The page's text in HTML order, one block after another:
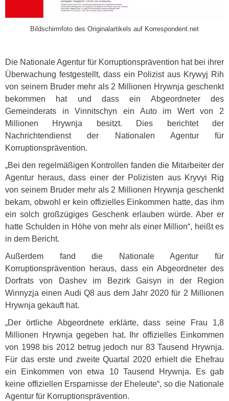
Bildschirmfoto des Originalartikels auf Korrespondent.net
Die Nationale Agentur für Korruptionsprävention hat bei ihrer
Überwachung festgestellt, dass ein Polizist aus Krywyj Rih
von seinem Bruder mehr als 2 Millionen Hrywnja geschenkt
bekommen hat und dass ein Abgeordneter des
Gemeinderats in Vinnitschyn ein Auto im Wert von 2
Millionen Hrywnja besitzt. Dies berichtet der
Nachrichtendienst der Nationalen Agentur für
Korruptionsprävention.
„Bei den regelmäßigen Kontrollen fanden die Mitarbeiter der
Agentur heraus, dass einer der Polizisten aus Kryvyi Rig
von seinem Bruder mehr als 2 Millionen Hrywnja geschenkt
bekam, obwohl er kein offizielles Einkommen hatte, das ihm
ein solch großzügiges Geschenk erlauben würde. Aber er
hatte Schulden in Höhe von mehr als einer Million“, heißt es
in dem Bericht.
Außerdem fand die Nationale Agentur für
Korruptionsprävention heraus, dass ein Abgeordneter des
Dorfrats von Dashev im Bezirk Gaisyn in der Region
Winnyzja einen Audi Q8 aus dem Jahr 2020 für 2 Millionen
Hrywnja gekauft hat.
„Der örtliche Abgeordnete erklärte, dass seine Frau 1,8
Millionen Hrywnja gegeben hat. Ihr offizielles Einkommen
von 1998 bis 2012 betrug jedoch nur 83 Tausend Hrywnja.
Für das erste und zweite Quartal 2020 erhielt die Ehefrau
ein Einkommen von etwa 10 Tausend Hrywnja. Es gab
keine offiziellen Ersparnisse der Eheleute“, so die Nationale
Agentur für Korruptionsprävention.